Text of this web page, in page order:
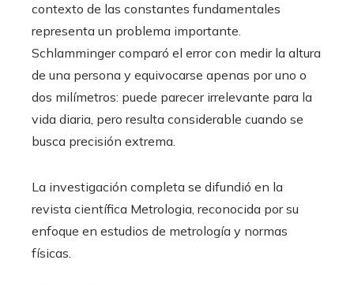
contexto de las constantes fundamentales
representa un problema importante.
Schlamminger comparó el error con medir la altura
de una persona y equivocarse apenas por uno o
dos milímetros: puede parecer irrelevante para la
vida diaria, pero resulta considerable cuando se
busca precisión extrema.
La investigación completa se difundió en la
revista científica Metrologia, reconocida por su
enfoque en estudios de metrología y normas
físicas.